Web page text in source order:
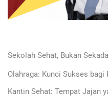
Sekolah Sehat, Bukan
Olahraga: Kunci Sukses
Kantin Sehat: Tempat Jajan